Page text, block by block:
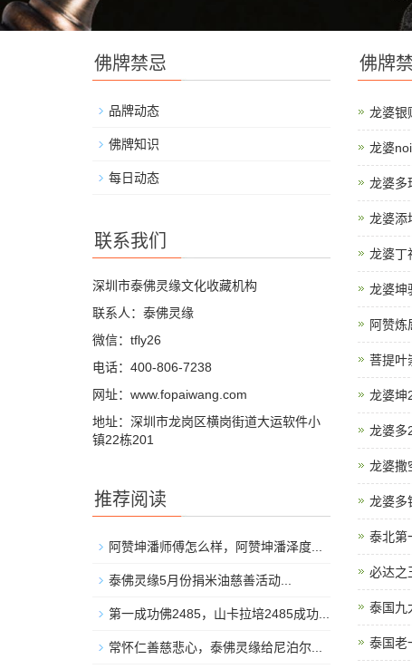
佛牌
龙婆银
龙婆
龙婆多
龙婆添
龙婆丁
龙婆坤
阿赞炼
菩提叶
龙婆坤
龙婆多
龙婆撒
龙婆多
泰北
必达
泰国
泰国
佛牌禁忌
品牌动态
佛牌知识
每日动态
联系我们
深圳市泰佛灵缘文化收藏机构
联系人：泰佛灵缘
微信：tfly26
电话：400-806-7238
网址：www.fopaiwang.com
地址：深圳市龙岗区横岗街道大运软件小
镇22栋201
推荐阅读
阿赞坤潘师傅怎么样，阿赞坤潘泽度...
泰佛灵缘5月份捐米油慈善活动...
第一成功佛2485，山卡拉培2485成功...
常怀仁善慈悲心，泰佛灵缘给尼泊尔...